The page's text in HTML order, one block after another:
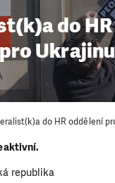
do
pro Ukrajinu
do HR oddělení
republika